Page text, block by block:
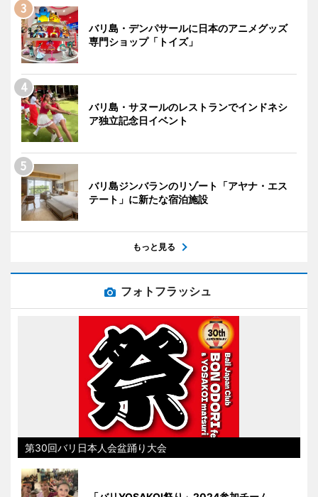
バリ島・デンパサールに日本のアニメグッズ
専門ショップ「トイズ」
バリ島・サヌールのレストランでインドネシ
ア独立記念日イベント
バリ島ジンバランのリゾート「アヤナ・エス
テート」に新たな宿泊施設
もっと見る
フォトフラッシュ
第30回バリ日本人会盆踊り大会